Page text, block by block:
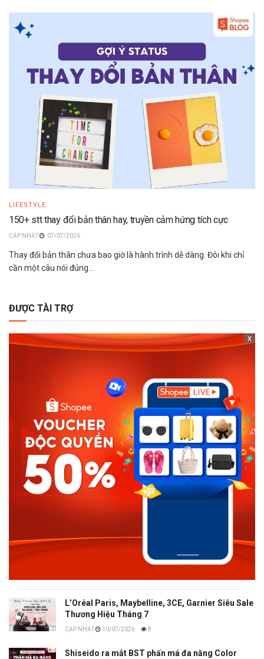
LIFESTYLE
150+ stt thay đổi bản thân hay, truyền cảm hứng tích cực
07/07/2026
Thay đổi bản thân chưa bao giờ là hành trình dễ dàng. Đôi khi chỉ
cần một câu nói đúng...
ĐƯỢC TÀI TRỢ
x
L’Oréal Paris, Maybelline, 3CE, Garnier Siêu Sale
Thương Hiệu Tháng 7
10/07/2026 8
Shiseido ra mắt BST phấn má đa năng Color